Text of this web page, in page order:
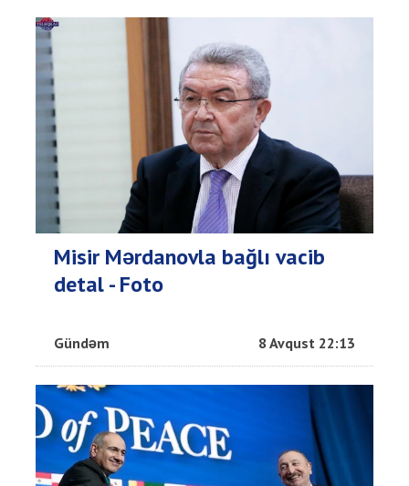
Misir Mərdanovla bağlı vacib
detal - Foto
Gündəm 8 Avqust 22:13